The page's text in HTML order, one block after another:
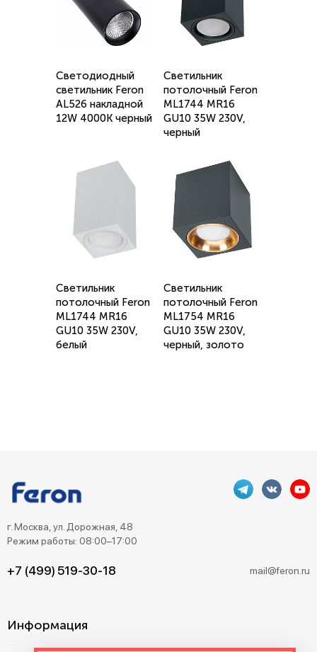
Светодиодный
светильник Feron
AL526 накладной
12W 4000K черный
Светильник
потолочный Feron
ML1744 MR16
GU10 35W 230V,
черный
Светильник
потолочный Feron
ML1744 MR16
GU10 35W 230V,
белый
Светильник
потолочный Feron
ML1754 MR16
GU10 35W 230V,
черный, золото
г. Москва, ул. Дорожная, 48
Режим работы: 08:00–17:00
+7 (499) 519-30-18 mail@feron.ru
Информация